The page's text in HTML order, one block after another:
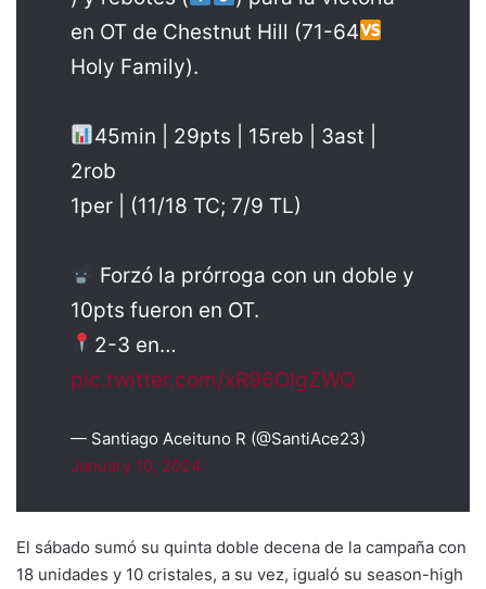
en OT de Chestnut Hill (71-64
Holy Family).
45min | 29pts | 15reb | 3ast |
2rob
1per | (11/18 TC; 7/9 TL)
Forzó la prórroga con un doble y
10pts fueron en OT.
2-3 en…
pic.twitter.com/xR96OIgZWQ
— Santiago Aceituno R (@SantiAce23)
January 10, 2024
El sábado sumó su quinta doble decena de la campaña con
18 unidades y 10 cristales, a su vez, igualó su season-high